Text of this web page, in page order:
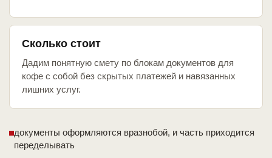
Сколько стоит
Дадим понятную смету по блокам документов для
кофе с собой без скрытых платежей и навязанных
лишних услуг.
документы оформляются вразнобой, и часть приходится
переделывать